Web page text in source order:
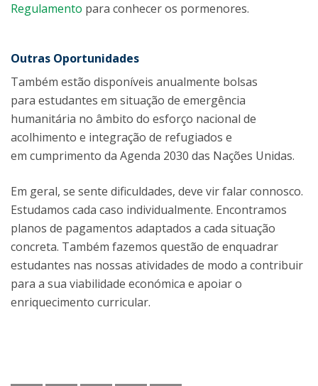
Regulamento para conhecer os pormenores.
Outras Oportunidades
Também estão disponíveis anualmente bolsas
para estudantes em situação de emergência
humanitária no âmbito do esforço nacional de
acolhimento e integração de refugiados e
em cumprimento da Agenda 2030 das Nações Unidas.
Em geral, se sente dificuldades, deve vir falar connosco.
Estudamos cada caso individualmente. Encontramos
planos de pagamentos adaptados a cada situação
concreta. Também fazemos questão de enquadrar
estudantes nas nossas atividades de modo a contribuir
para a sua viabilidade económica e apoiar o
enriquecimento curricular.